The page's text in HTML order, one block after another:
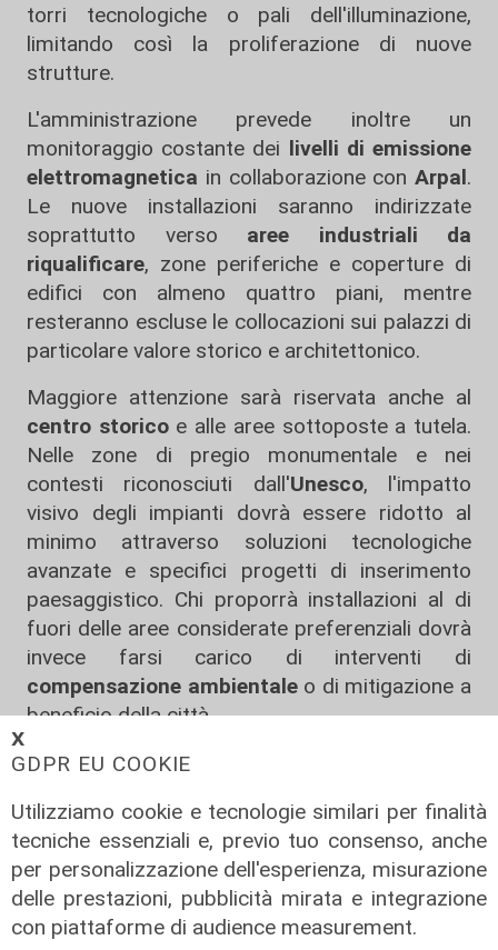
𝗫
GDPR EU COOKIE
Utilizziamo cookie e tecnologie similari per finalità
tecniche essenziali e, previo tuo consenso, anche
per personalizzazione dell'esperienza, misurazione
delle prestazioni, pubblicità mirata e integrazione
con piattaforme di audience measurement.
torri tecnologiche o pali dell'illuminazione,
limitando così la proliferazione di nuove
strutture.
L'amministrazione prevede inoltre un
monitoraggio costante dei livelli di emissione
elettromagnetica in collaborazione con Arpal.
Le nuove installazioni saranno indirizzate
soprattutto verso aree industriali da
riqualificare, zone periferiche e coperture di
edifici con almeno quattro piani, mentre
resteranno escluse le collocazioni sui palazzi di
particolare valore storico e architettonico.
Maggiore attenzione sarà riservata anche al
centro storicoe alle aree sottoposte a tutela.
Nelle zone di pregio monumentale e nei
contesti riconosciuti dall'Unesco, l'impatto
visivo degli impianti dovrà essere ridotto al
minimo attraverso soluzioni tecnologiche
avanzate e specifici progetti di inserimento
paesaggistico. Chi proporrà installazioni al di
fuori delle aree considerate preferenziali dovrà
invece farsi carico di interventi di
compensazione ambientaleo di mitigazione a
beneficio della città.
«La connettività e il
telemedicina, logistica e innovazione urbana,
ma lo sviluppo tecnologico deve procedere nel
rispetto della qualità del territorio e della
sostenibilità ambientale», ha sottolineato
l'assessora Coppola, ribadendo che il nuovo